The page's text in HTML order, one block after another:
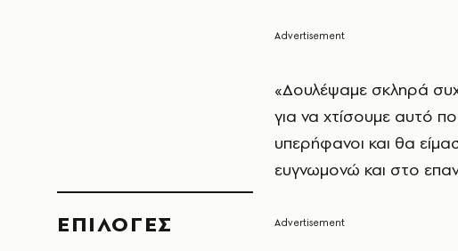
EΠΙΛΟΓΈΣ
«Δουλέψαμε σκληρά
για να χτίσουμε αυτό
υπερήφανοι και θα
ευγνωμονώ και στο